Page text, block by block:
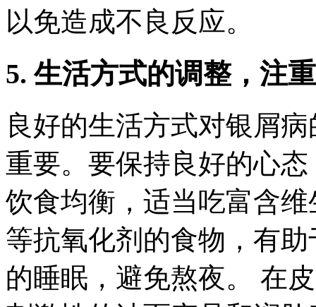
以免造成不良反应。
5. 生活方式的调整，注
良好的生活方式对银屑
重要。要保持良好的心
饮食均衡，适当吃富含
等抗氧化剂的食物，有
的睡眠，避免熬夜。 在